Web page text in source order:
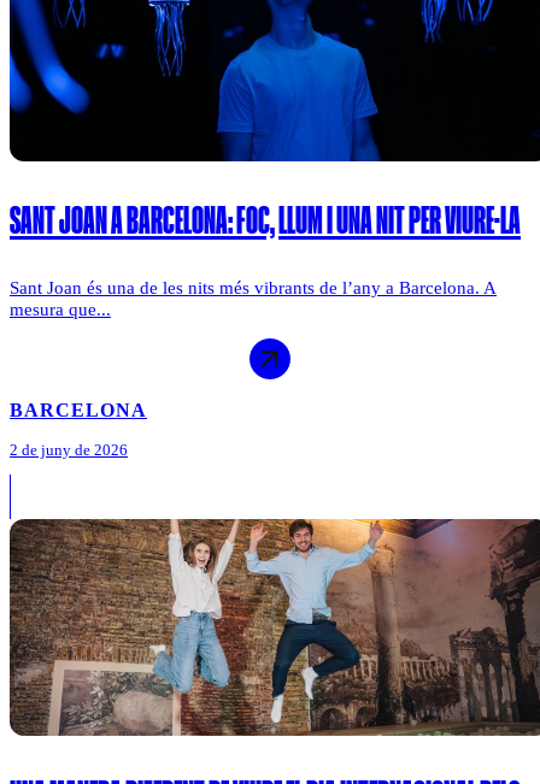
SANT JOAN A BARCELONA: FOC, LLUM I UNA NIT PER VIURE-LA
Sant Joan és una de les nits més vibrants de l’any a Barcelona. A
mesura que...
BARCELONA
2 de juny de 2026